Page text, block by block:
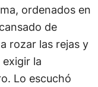
ordenados en
de
rozar las rejas y
la
Lo escuchó